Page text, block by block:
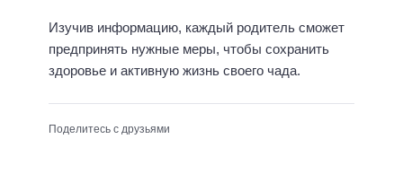
Изучив информацию, каждый родитель сможет
предпринять нужные меры, чтобы сохранить
здоровье и активную жизнь своего чада.
Поделитесь с друзьями